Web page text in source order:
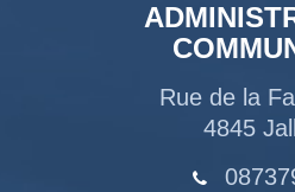
Rue de la
4845